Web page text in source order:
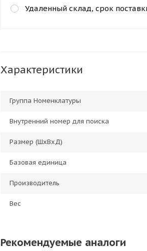
Удаленный склад, срок
Характеристики
Группа Номенклатуры
Внутренний номер для поиска
Размер (ШхВхД)
Базовая единица
Производитель
Вес
Рекомендуемые аналоги